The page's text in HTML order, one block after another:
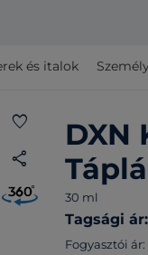
és italok
favorite
share
DXN
30 ml
Tagsági
Fogyasztói ár: